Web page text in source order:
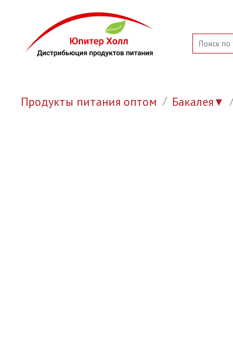
Продукты питания оптом Бакалея▼